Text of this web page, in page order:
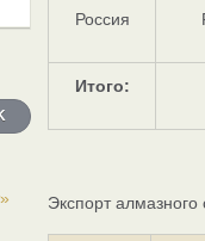
Россия
Итого:
Экспорт алмазного